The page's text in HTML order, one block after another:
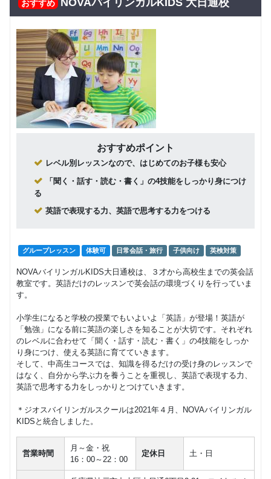
回数：4 / 1セッション40分
Class5 小学生
グループレッスン
8,000円(税込) / 月
回数：4 / 1セッション40分
Class4 小学
生
グループレッスン
8,500円(税込) / 月
回数：4 / 1セッション40分
グループレッスン 子供向け
9,000円(税込) / 月
回数：4 / 1セッション40分
Class2c,2b,2a
9,500
おすすめ NOVAバイリンガルKIDS 大日通校
おすすめポイント
レベル別レッスンなので、はじめてのお子様も安心
「聞く・話す・読む・書く」の4技能をしっかり身につけ
る
英語で表現する力、英語で思考する力をつける
グループレッスン 体験可 日常会話・旅行 子供向け 英検対策
NOVAバイリンガルKIDS大日通校は、３才から高校生までの英会話
教室です。英語だけのレッスンで英会話の環境づくりを行っていま
す。
小学生になると学校の授業でもいよいよ「英語」が登場！英語が
「勉強」になる前に英語の楽しさを知ることが大切です。それぞれ
のレベルに合わせて「聞く・話す・読む・書く」の4技能をしっか
り身につけ、使える英語に育てていきます。
そして、中高生コースでは、知識を得るだけの受け身のレッスンで
はなく、自分から学ぶ力を養うことを重視し、英語で表現する力、
英語で思考する力をしっかりとつけていきます。
＊ジオスバイリンガルスクールは2021年４月、NOVAバイリンガル
KIDSと統合しました。
営業時間
月～金・祝
16：00～22：00
定休日 土・日